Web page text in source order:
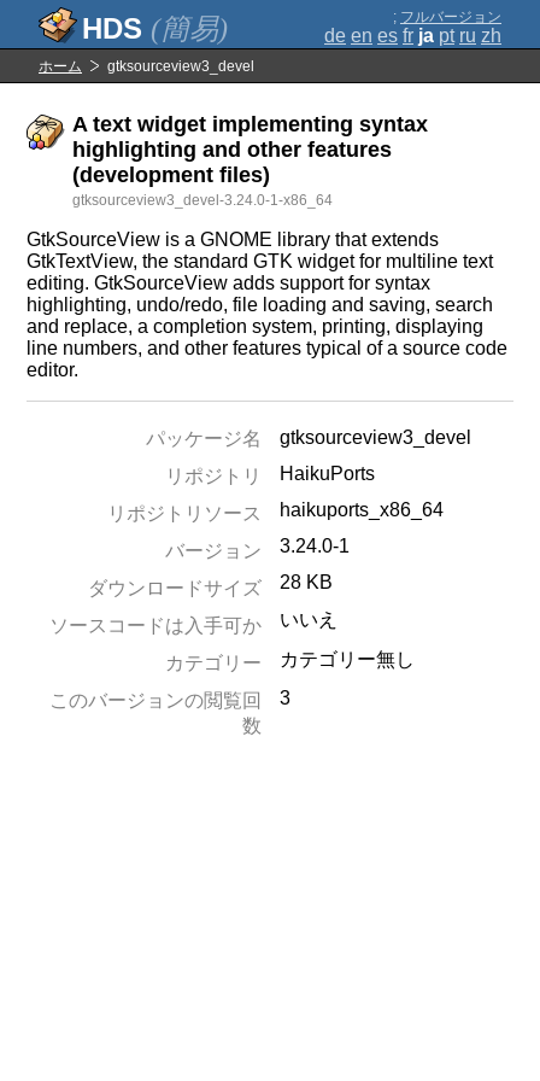
(簡易) ; フルバージョン
de en es fr ja pt ru zh
ホーム gtksourceview3_devel
A text widget implementing syntax
highlighting and other features
(development files)
gtksourceview3_devel-3.24.0-1-x86_64
GtkSourceView is a GNOME library that extends
GtkTextView, the standard GTK widget for multiline text
editing. GtkSourceView adds support for syntax
highlighting, undo/redo, file loading and saving, search
and replace, a completion system, printing, displaying
line numbers, and other features typical of a source code
editor.
パッケージ名
gtksourceview3_devel
リポジトリ
HaikuPorts
リポジトリソース
haikuports_x86_64
バージョン
3.24.0-1
ダウンロードサイズ 28 KB
ソースコードは入手可か いいえ
カテゴリー
カテゴリー無し
このバージョンの閲覧回
数
3